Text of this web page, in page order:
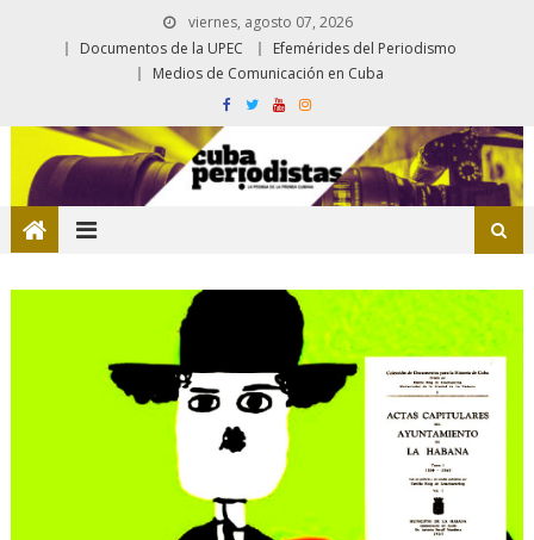
viernes, agosto 07, 2026
Documentos de la UPEC
Efemérides del Periodismo
Medios de Comunicación en Cuba